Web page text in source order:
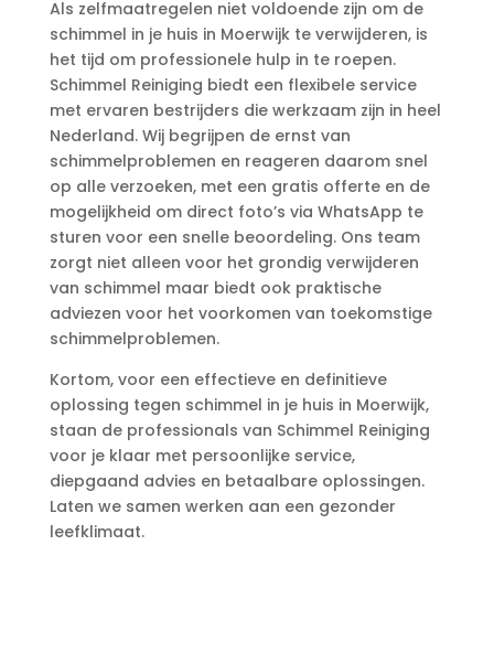
Als zelfmaatregelen niet voldoende zijn om de
schimmel in je huis in Moerwijk te verwijderen, is
het tijd om professionele hulp in te roepen.​
Schimmel Reiniging biedt een flexibele service
met ervaren bestrijders die werkzaam zijn in heel
Nederland.​ Wij begrijpen de ernst van
schimmelproblemen en reageren daarom snel
op alle verzoeken, met een gratis offerte en de
mogelijkheid om direct foto’s via WhatsApp te
sturen voor een snelle beoordeling.​ Ons team
zorgt niet alleen voor het grondig verwijderen
van schimmel maar biedt ook praktische
adviezen voor het voorkomen van toekomstige
schimmelproblemen.​
Kortom, voor een effectieve en definitieve
oplossing tegen schimmel in je huis in Moerwijk,
staan de professionals van Schimmel Reiniging
voor je klaar met persoonlijke service,
diepgaand advies en betaalbare oplossingen.​
Laten we samen werken aan een gezonder
leefklimaat.​